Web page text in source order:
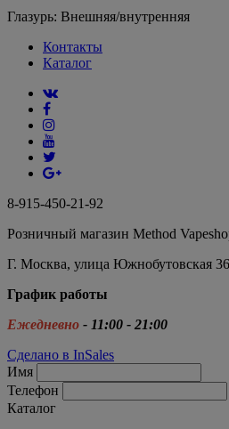
Глазурь: Внешняя/внутренняя
Контакты
Каталог
8-915-450-21-92
Розничный магазин Method
Г. Москва, улица Южнобутовская 36
График работы
Ежедневно - 11:00 - 21:00
Сделано в InSales
Имя
Телефон
Каталог